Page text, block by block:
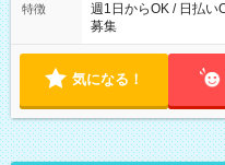
特徴
週1日からOK / 日払い
募集
気になる！